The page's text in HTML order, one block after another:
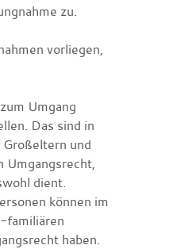
zu.
vorliegen,
Umgang
Das sind in
und
Umgangsrecht,
dient.
können im
familiären
haben.